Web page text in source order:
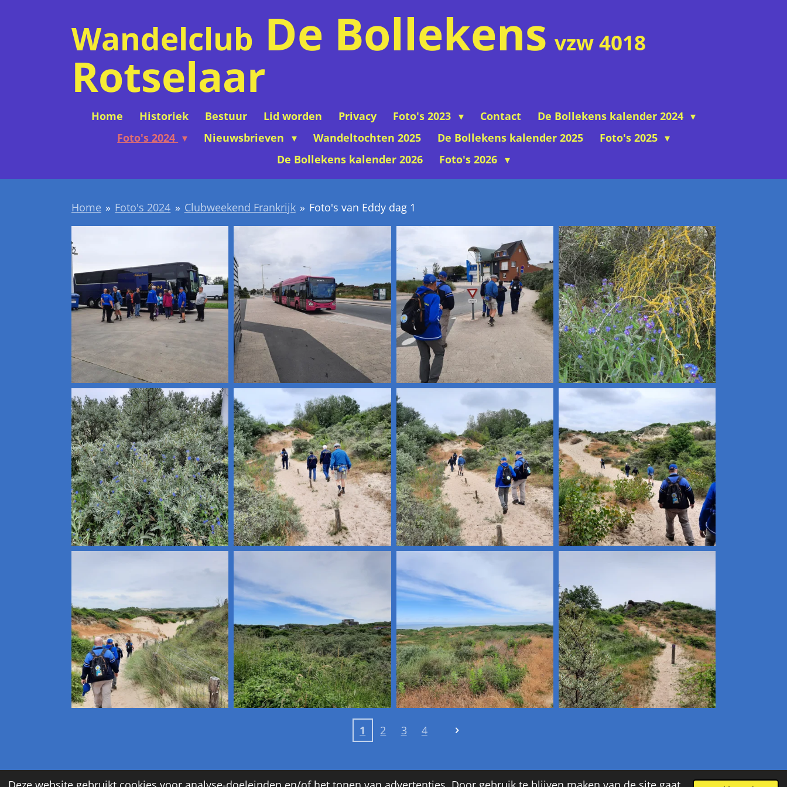
Wandelclub De Bollekens vzw 4018
Rotselaar
Home Historiek Bestuur Lid worden Privacy Foto's 2023 Contact
De Bollekens kalender 2024
Foto's 2024
Nieuwsbrieven Wandeltochten 2025 De Bollekens kalender 2025
Foto's 2025
De Bollekens kalender 2026
Foto's 2026
Home » Foto's 2024 » Clubweekend Frankrijk » Foto's van Eddy dag 1
1 2 3 4